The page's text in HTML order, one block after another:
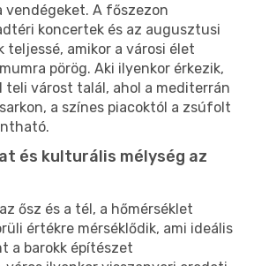
vendégeket. A főszezon
koncertek és az augusztusi
teljessé, amikor a városi élet
pörög. Aki ilyenkor érkezik,
teli várost talál, ahol a mediterrán
a színes piacoktól a zsúfolt
és kulturális mélység az
ősz és a tél, a hőmérséklet
értékre mérséklődik, ami ideális
a barokk építészet